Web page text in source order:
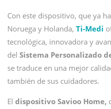
Con este dispositivo, que ya
Noruega y Holanda, Ti-Medi
tecnológica, innovadora y
del Sistema Personalizado
se traduce en una mejor
también de sus cuidadores.
El dispositivo Savioo Home,